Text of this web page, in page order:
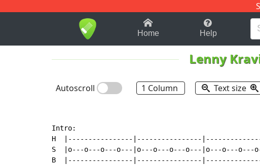
1-9 B H
Home Help
Lenny
Autoscroll 1 Column Text size
Intro:
H  |----------------|----------------
S  |o---o---o---o---|o---o---o---o---|o---o---o---
B  |----------------|----------------